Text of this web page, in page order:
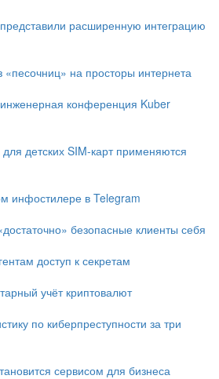
расширенную интеграцию
на просторы интернета
конференция Kuber
детских SIM-карт применяются
инфостилере в Telegram
безопасные клиенты себя
доступ к секретам
учёт криптовалют
по киберпреступности за три
сервисом для бизнеса